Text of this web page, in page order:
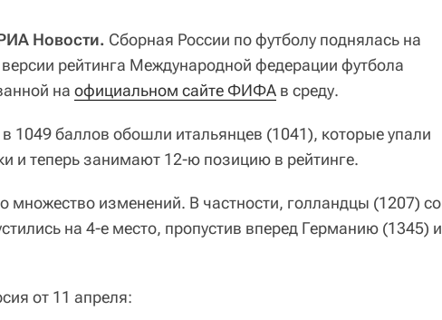
Новости. Сборная России по футболу поднялась на
рейтинга Международной федерации футбола
на официальном сайте ФИФА в среду.
1049 баллов обошли итальянцев (1041), которые упали
и теперь занимают 12-ю позицию в рейтинге.
множество изменений. В частности, голландцы (1207) со
на 4-е место, пропустив вперед Германию (1345) и
от 11 апреля: